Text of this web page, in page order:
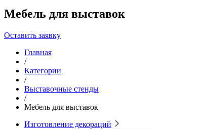
Мебель для выставок
Оставить заявку
Главная
/
Категории
/
Выставочные стенды
/
Мебель для выставок
Изготовление декораций